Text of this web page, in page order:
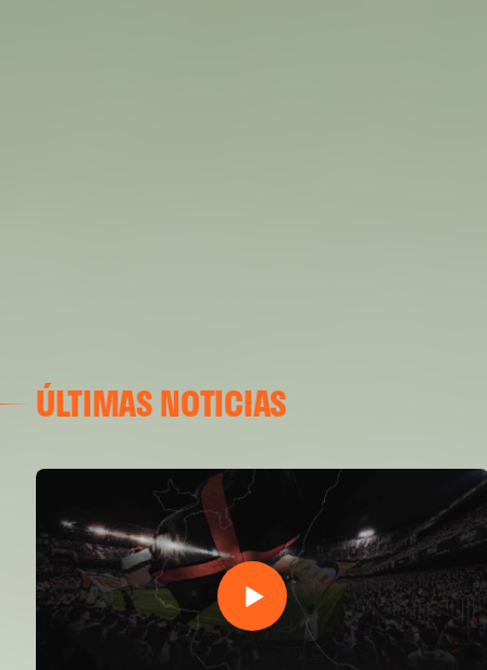
ÚLTIMAS NOTICIAS